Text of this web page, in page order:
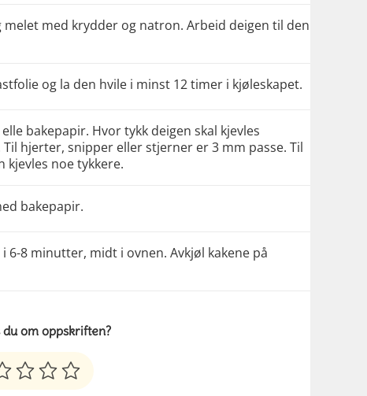
med krydder og natron. Arbeid deigen til den
og la den hvile i minst 12 timer i kjøleskapet.
bakepapir. Hvor tykk deigen skal kjevles
hjerter, snipper eller stjerner er 3 mm passe. Til
kjevles noe tykkere.
bakepapir.
6-8 minutter, midt i ovnen. Avkjøl kakene på
du om oppskriften?